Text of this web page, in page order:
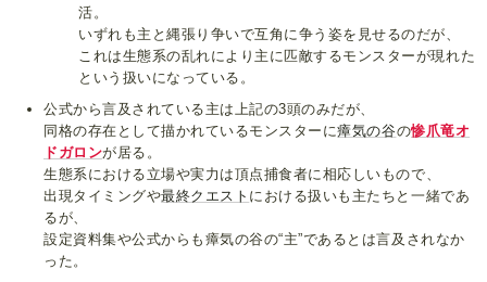
活。
いずれも主と縄張り争いで互角に争う姿を見せるのだが、
これは生態系の乱れにより主に匹敵するモンスターが現れた
という扱いになっている。
公式から言及されている主は上記の3頭のみだが、
同格の存在として描かれているモンスターに瘴気の谷の惨爪竜オ
ドガロンが居る。
生態系における立場や実力は頂点捕食者に相応しいもので、
出現タイミングや最終クエスト における扱いも主たちと一緒であ
るが、
設定資料集や公式からも瘴気の谷の“主”であるとは言及されなか
った。